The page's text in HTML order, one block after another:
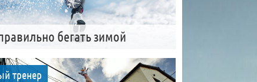
бегать зимой
тренер